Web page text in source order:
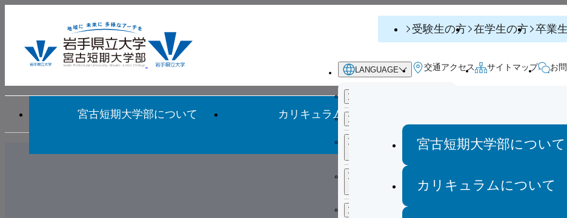
受験生の方 在学生の方 卒業
LANGUAGE
中文 繁體字
（韓国語）
交通アクセス サイトマップ お
受験生の方
在学生の方
卒業生の方
サイト内検索
キーワードを入力してください
宮古短期大学部について
カリキュラムについて
宮古短期大学部について カリキュラムについて